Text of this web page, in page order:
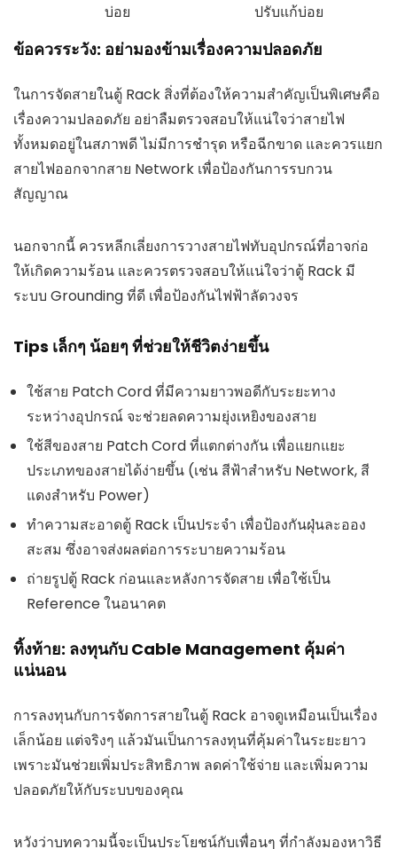
บ่อย
ปรับแก้บ่อย
ข้อควรระวัง: อย่ามองข้ามเรื่องความปลอดภัย
ในการจัดสายในตู้ Rack สิ่งที่ต้องให้ความสำคัญเป็นพิเศษคือ
เรื่องความปลอดภัย อย่าลืมตรวจสอบให้แน่ใจว่าสายไฟ
ทั้งหมดอยู่ในสภาพดี ไม่มีการชำรุด หรือฉีกขาด และควรแยก
สายไฟออกจากสาย Network เพื่อป้องกันการรบกวน
สัญญาณ
นอกจากนี้ ควรหลีกเลี่ยงการวางสายไฟทับอุปกรณ์ที่อาจก่อ
ให้เกิดความร้อน และควรตรวจสอบให้แน่ใจว่าตู้ Rack มี
ระบบ Grounding ที่ดี เพื่อป้องกันไฟฟ้าลัดวงจร
Tips เล็กๆ น้อยๆ ที่ช่วยให้ชีวิตง่ายขึ้น
ใช้สาย Patch Cord ที่มีความยาวพอดีกับระยะทาง
ระหว่างอุปกรณ์ จะช่วยลดความยุ่งเหยิงของสาย
ใช้สีของสาย Patch Cord ที่แตกต่างกัน เพื่อแยกแยะ
ประเภทของสายได้ง่ายขึ้น (เช่น สีฟ้าสำหรับ Network, สี
แดงสำหรับ Power)
ทำความสะอาดตู้ Rack เป็นประจำ เพื่อป้องกันฝุ่นละออง
สะสม ซึ่งอาจส่งผลต่อการระบายความร้อน
ถ่ายรูปตู้ Rack ก่อนและหลังการจัดสาย เพื่อใช้เป็น
Reference ในอนาคต
ทิ้งท้าย: ลงทุนกับ Cable Management คุ้มค่า
แน่นอน
การลงทุนกับการจัดการสายในตู้ Rack อาจดูเหมือนเป็นเรื่อง
เล็กน้อย แต่จริงๆ แล้วมันเป็นการลงทุนที่คุ้มค่าในระยะยาว
เพราะมันช่วยเพิ่มประสิทธิภาพ ลดค่าใช้จ่าย และเพิ่มความ
ปลอดภัยให้กับระบบของคุณ
หวังว่าบทความนี้จะเป็นประโยชน์กับเพื่อนๆ ที่กำลังมองหาวิธี